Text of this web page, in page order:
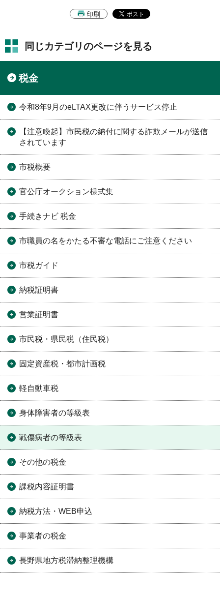
印刷
同じカテゴリのページを見る
税金
令和8年9月のeLTAX更改に伴うサービス停止
【注意喚起】市民税の納付に関する詐欺メールが送信
されています
市税概要
官公庁オークション様式集
手続きナビ 税金
市職員の名をかたる不審な電話にご注意ください
市税ガイド
納税証明書
営業証明書
市民税・県民税（住民税）
固定資産税・都市計画税
軽自動車税
身体障害者の等級表
戦傷病者の等級表
その他の税金
課税内容証明書
納税方法・WEB申込
事業者の税金
長野県地方税滞納整理機構